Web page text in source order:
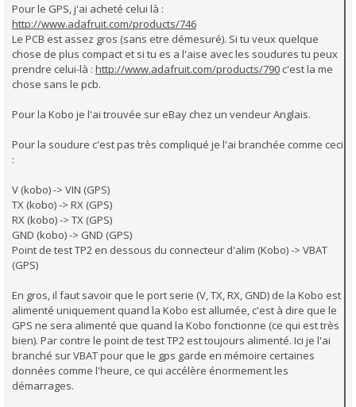
Pour le GPS, j'ai acheté celui là :
http://www.adafruit.com/products/746
Le PCB est assez gros (sans etre démesuré). Si tu veux quelque
chose de plus compact et si tu es a l'aise avec les soudures tu peux
prendre celui-là : http://www.adafruit.com/products/790 c'est la me
chose sans le pcb.
Pour la Kobo je l'ai trouvée sur eBay chez un vendeur Anglais.
Pour la soudure c'est pas très compliqué je l'ai branchée comme ceci
:
V (kobo) -> VIN (GPS)
TX (kobo) -> RX (GPS)
RX (kobo) -> TX (GPS)
GND (kobo) -> GND (GPS)
Point de test TP2 en dessous du connecteur d'alim (Kobo) -> VBAT
(GPS)
En gros, il faut savoir que le port serie (V, TX, RX, GND) de la Kobo est
alimenté uniquement quand la Kobo est allumée, c'est à dire que le
GPS ne sera alimenté que quand la Kobo fonctionne (ce qui est très
bien). Par contre le point de test TP2 est toujours alimenté. Ici je l'ai
branché sur VBAT pour que le gps garde en mémoire certaines
données comme l'heure, ce qui accélère énormement les
démarrages.